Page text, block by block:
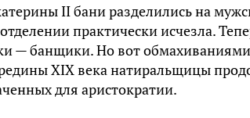
II бани разделились на
практически исчезла.
— банщики. Но вот
XIX века натиральщицы
для аристократии.